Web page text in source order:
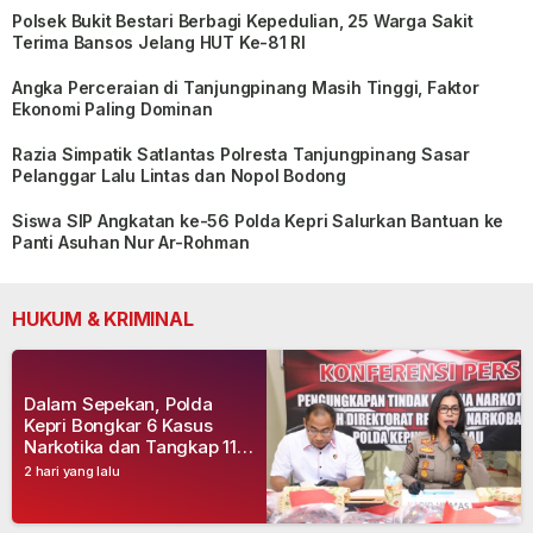
Polsek Bukit Bestari Berbagi Kepedulian, 25 Warga Sakit
Terima Bansos Jelang HUT Ke-81 RI
Angka Perceraian di Tanjungpinang Masih Tinggi, Faktor
Ekonomi Paling Dominan
Razia Simpatik Satlantas Polresta Tanjungpinang Sasar
Pelanggar Lalu Lintas dan Nopol Bodong
Siswa SIP Angkatan ke-56 Polda Kepri Salurkan Bantuan ke
Panti Asuhan Nur Ar-Rohman
HUKUM & KRIMINAL
2 hari yang lalu
Dalam Sepekan, Polda
Kepri Bongkar 6 Kasus
Narkotika dan Tangkap 11
Tersangka